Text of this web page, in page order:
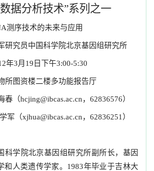
据分析技术”系列之一
序技术的未来与应用
员中国科学院北京基因组研究所
年3月19日下午3:00-5:30
图资楼二楼多功能报告厅
（hcjing@ibcas.ac.cn，62836576）
（xjhua@ibcas.ac.cn，62836251）
科学院北京基因组研究所副所长，基因
和人类遗传学家。1983年毕业于吉林大